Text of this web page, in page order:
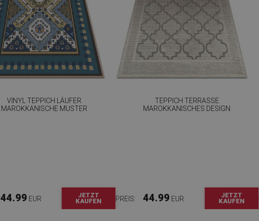
VINYL TEPPICH LÄUFER
MAROKKANISCHE MUSTER
44.99 EUR
JETZT
KAUFEN
TEPPICH TERRASSE
MAROKKANISCHES DESIGN
PREIS: 44.99 EUR
JETZT
KAUFEN